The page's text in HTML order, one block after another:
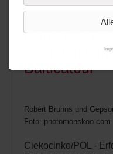
von
Robert
erfolgreich
Balticatour
Robert Bruhns und
Foto: photomonskoo.com
Ciekocinko/POL -